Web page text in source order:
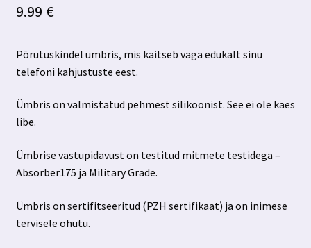
9.99 €
Põrutuskindel ümbris, mis kaitseb väga edukalt sinu
telefoni kahjustuste eest.
Ümbris on valmistatud pehmest silikoonist. See ei ole käes
libe.
Ümbrise vastupidavust on testitud mitmete testidega –
Absorber175 ja Military Grade.
Ümbris on sertifitseeritud (PZH sertifikaat) ja on inimese
tervisele ohutu.